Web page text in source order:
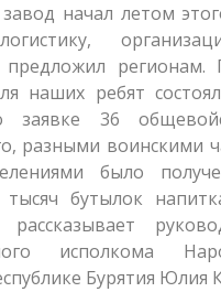
начал летом
регионам.
наших ребят
заявке 36
разными воинскими
было
тысяч бутылок
исполкома
Бурятия Юлия